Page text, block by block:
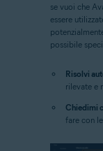
se vuoi che
essere
possibile
Risolvi
rilevate e
Chiedimi
fare con